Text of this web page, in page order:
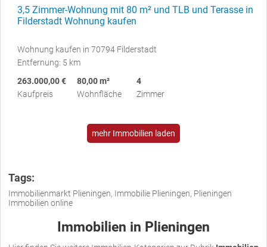
3,5 Zimmer-Wohnung mit 80 m² und TLB und Terasse in
Filderstadt Wohnung kaufen
Wohnung kaufen in 70794 Filderstadt
Entfernung: 5 km
263.000,00 €
Kaufpreis
80,00 m²
Wohnfläche
4
Zimmer
mehr Immobilien laden
Tags:
Immobilienmarkt Plieningen, Immobilie Plieningen, Plieningen
Immobilien online
Immobilien in Plieningen